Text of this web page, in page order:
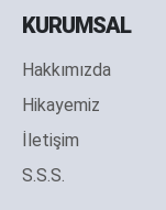
KURUMSAL
Hakkımızda
Hikayemiz
İletişim
S.S.S.